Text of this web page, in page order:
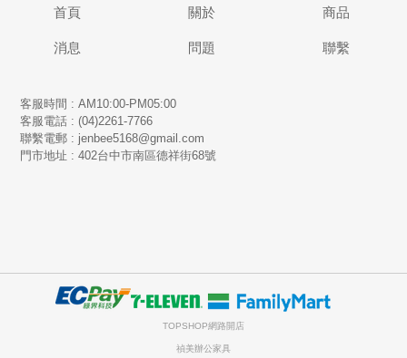
首頁 關於 商品
消息 問題 聯繫
客服時間 : AM10:00-PM05:00
客服電話 : (04)2261-7766
​聯繫電郵 : jenbee5168@gmail.com
門市地址 : 402台中市南區德祥街68號
TOPSHOP網路開店
禎美辦公家具